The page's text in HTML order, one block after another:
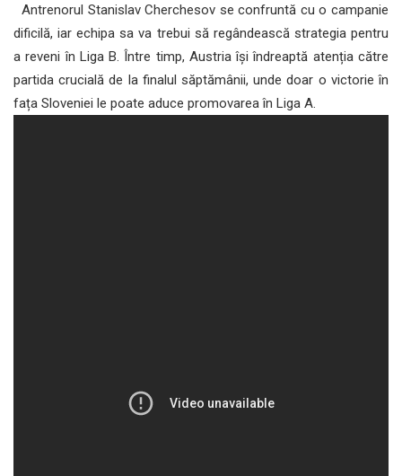
Antrenorul Stanislav Cherchesov se confruntă cu o campanie
dificilă, iar echipa sa va trebui să regândească strategia pentru
a reveni în Liga B. Între timp, Austria își îndreaptă atenția către
partida crucială de la finalul săptămânii, unde doar o victorie în
fața Sloveniei le poate aduce promovarea în Liga A.